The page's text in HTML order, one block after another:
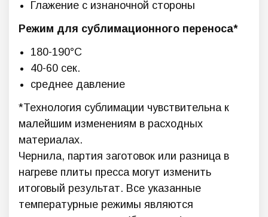
Глажение с изнаночной стороны
Режим для сублимационного переноса*
180-190°C
40-60 сек.
среднее давление
*Технология сублимации чувствительна к
малейшим изменениям в расходных
материалах.
Чернила, партия заготовок или разница в
нагреве плиты пресса могут изменить
итоговый результат. Все указанные
температурные режимы являются